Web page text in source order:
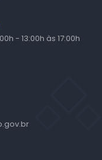
- 13:00h às 17:00h